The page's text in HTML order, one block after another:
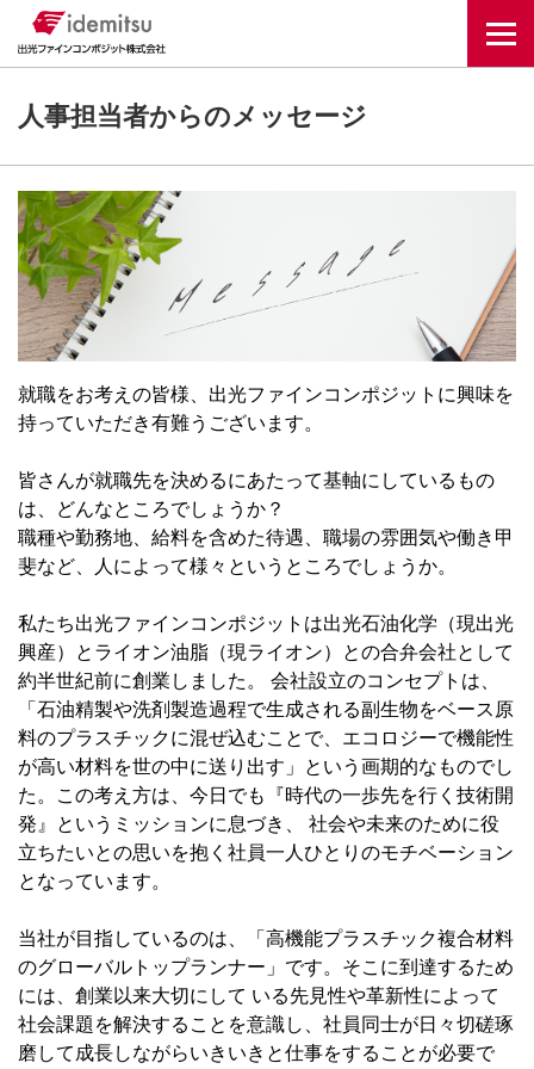
人事担当者からのメッセージ
就職をお考えの皆様、出光ファインコンポジットに興味を
持っていただき有難うございます。
皆さんが就職先を決めるにあたって基軸にしているもの
は、どんなところでしょうか？
職種や勤務地、給料を含めた待遇、職場の雰囲気や働き甲
斐など、人によって様々というところでしょうか。
私たち出光ファインコンポジットは出光石油化学（現出光
興産）とライオン油脂（現ライオン）との合弁会社として
約半世紀前に創業しました。 会社設立のコンセプトは、
「石油精製や洗剤製造過程で生成される副生物をベース原
料のプラスチックに混ぜ込むことで、エコロジーで機能性
が高い材料を世の中に送り出す」という画期的なものでし
た。この考え方は、今日でも『時代の一歩先を行く技術開
発』というミッションに息づき、 社会や未来のために役
立ちたいとの思いを抱く社員一人ひとりのモチベーション
となっています。
当社が目指しているのは、「高機能プラスチック複合材料
のグローバルトップランナー」です。そこに到達するため
には、創業以来大切にして いる先見性や革新性によって
社会課題を解決することを意識し、社員同士が日々切磋琢
磨して成長しながらいきいきと仕事をすることが必要で